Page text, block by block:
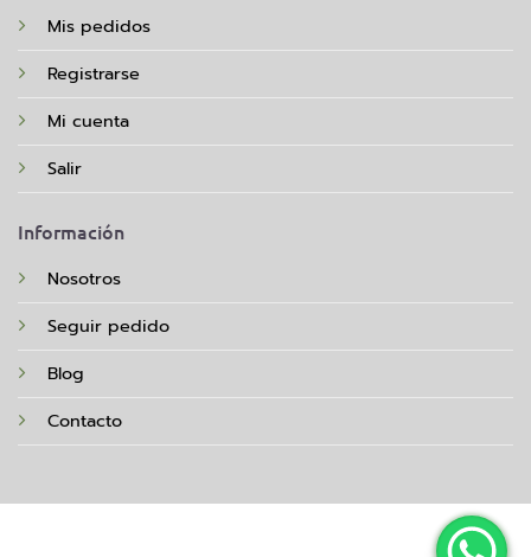
Mis pedidos
Registrarse
Mi cuenta
Salir
Información
Nosotros
Seguir pedido
Blog
Contacto